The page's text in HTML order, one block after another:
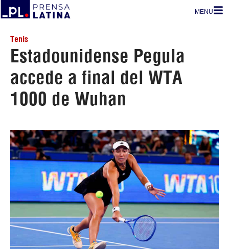
MENU
Tenis
Estadounidense Pegula
accede a final del WTA
1000 de Wuhan